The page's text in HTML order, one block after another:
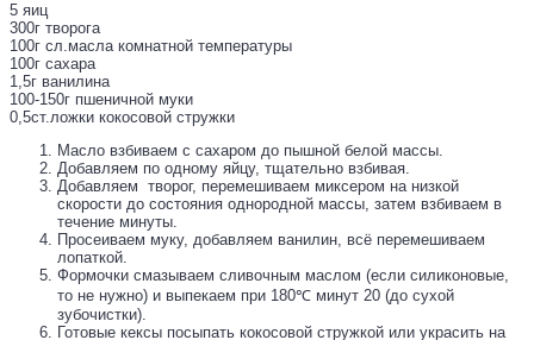
5 яиц
300г творога
100г сл.масла комнатной температуры
100г сахара
1,5г ванилина
100-150г пшеничной муки
0,5ст.ложки кокосовой стружки
Масло взбиваем с сахаром до пышной белой массы.
Добавляем по одному яйцу, тщательно взбивая.
Добавляем творог, перемешиваем миксером на низкой
скорости до состояния однородной массы, затем взбиваем в
течение минуты.
Просеиваем муку, добавляем ванилин, всё перемешиваем
лопаткой.
Формочки смазываем сливочным маслом (если силиконовые,
то не нужно) и выпекаем при 180℃ минут 20 (до сухой
зубочистки).
Готовые кексы посыпать кокосовой стружкой или украсить на